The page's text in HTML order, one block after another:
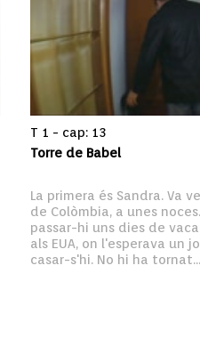
T 1 - cap: 13
Torre de Babel
La primera és Sandra. Va
de Colòmbia, a unes
passar-hi uns dies de
als EUA, on l'esperava un
casar-s'hi. No hi ha tornat...